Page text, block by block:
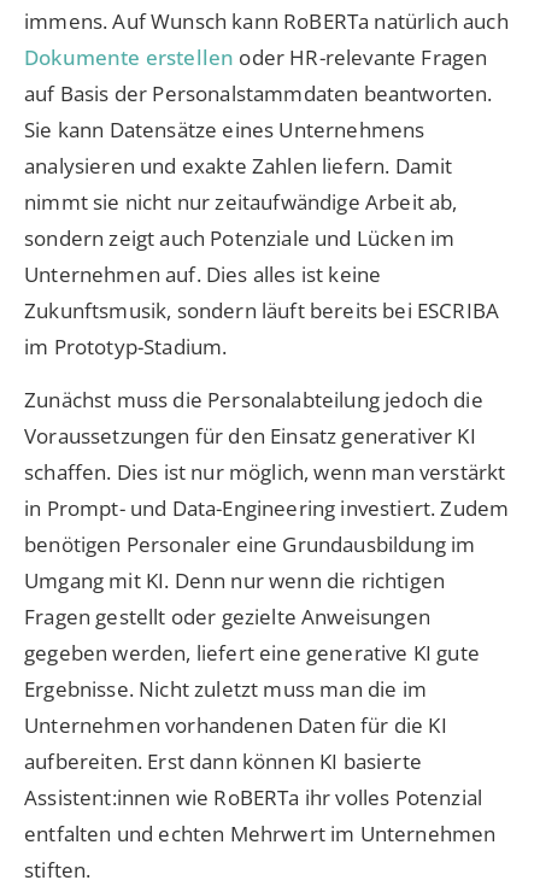
immens. Auf Wunsch kann RoBERTa natürlich auch
Dokumente erstellen oder HR-relevante Fragen
auf Basis der Personalstammdaten beantworten.
Sie kann Datensätze eines Unternehmens
analysieren und exakte Zahlen liefern. Damit
nimmt sie nicht nur zeitaufwändige Arbeit ab,
sondern zeigt auch Potenziale und Lücken im
Unternehmen auf. Dies alles ist keine
Zukunftsmusik, sondern läuft bereits bei ESCRIBA
im Prototyp-Stadium.
Zunächst muss die Personalabteilung jedoch die
Voraussetzungen für den Einsatz generativer KI
schaffen. Dies ist nur möglich, wenn man verstärkt
in Prompt- und Data-Engineering investiert. Zudem
benötigen Personaler eine Grundausbildung im
Umgang mit KI. Denn nur wenn die richtigen
Fragen gestellt oder gezielte Anweisungen
gegeben werden, liefert eine generative KI gute
Ergebnisse. Nicht zuletzt muss man die im
Unternehmen vorhandenen Daten für die KI
aufbereiten. Erst dann können KI basierte
Assistent:innen wie RoBERTa ihr volles Potenzial
entfalten und echten Mehrwert im Unternehmen
stiften.